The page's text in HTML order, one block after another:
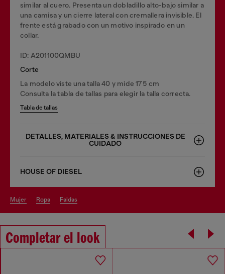
similar al cuero. Presenta un dobladillo alto-bajo similar a
una camisa y un cierre lateral con cremallera invisible. El
frente está grabado con un motivo inspirado en un
collar.
ID: A201100QMBU
Corte
La modelo viste una talla 40 y mide 175 cm
Consulta la tabla de tallas para elegir la talla correcta.
Tabla de tallas
DETALLES, MATERIALES & INSTRUCCIONES DE
CUIDADO
HOUSE OF DIESEL
mujer ropa faldas
Completar el look